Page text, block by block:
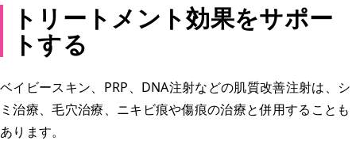
トリートメント効果をサポー
トする
ベイビースキン、PRP、DNA注射などの肌質改善注射は、シ
ミ治療、毛穴治療、ニキビ痕や傷痕の治療と併用することも
あります。